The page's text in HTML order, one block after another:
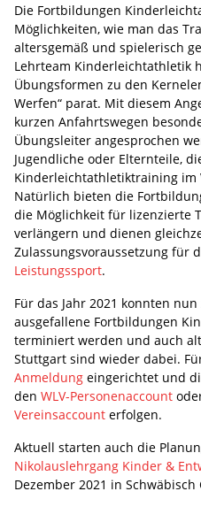
Die Fortbildungen
Möglichkeiten, wie man das
altersgemäß und spielerisch
Lehrteam Kinderleichtathletik
Übungsformen zu den
Werfen“ parat. Mit diesem
kurzen Anfahrtswegen
Übungsleiter angesprochen
Jugendliche oder Elternteile,
Kinderleichtathletiktraining im
Natürlich bieten die
die Möglichkeit für lizenzierte
verlängern und dienen
Zulassungsvoraussetzung für
Leistungssport.
Für das Jahr 2021 konnten
ausgefallene Fortbildungen
terminiert werden und auch
Stuttgart sind wieder dabei.
Anmeldung eingerichtet und
den WLV-Personenaccount
Vereinsaccount erfolgen.
Aktuell starten auch die
Nikolauslehrgang Kinder &
Dezember 2021 in Schwäbisch